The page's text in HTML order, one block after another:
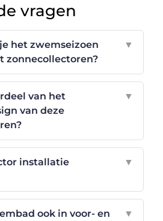
vragen
het zwemseizoen
zonnecollectoren?
▼
van het
van deze
▼
installatie
▼
ook in voor- en
▼